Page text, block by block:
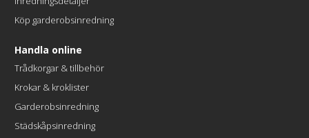
Köp garderobsinredning
Handla online
Trådkorgar & tillbehör
Krokar & kroklister
Garderobsinredning
Städskåpsinredning